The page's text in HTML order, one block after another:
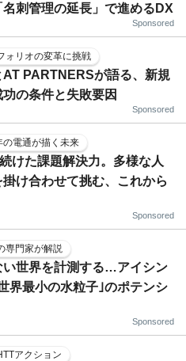
名刺管理の延長」で進めるDX
Sponsored
ォリオの変革に挑戦
AT PARTNERSが語る、新規
の条件と失敗要因
Sponsored
電通が描く未来
けた課題解決力。多様な人
け合わせて挑む、これから
Sponsored
専門家が解説
い世界を計測する…アイシン
界最小の水粒子｣のポテンシ
Sponsored
アクション